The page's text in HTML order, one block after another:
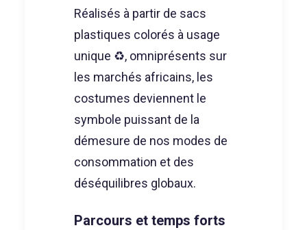
Réalisés à partir de sacs
plastiques colorés à usage
unique ♻️, omniprésents sur
les marchés africains, les
costumes deviennent le
symbole puissant de la
démesure de nos modes de
consommation et des
déséquilibres globaux.
Parcours et temps forts